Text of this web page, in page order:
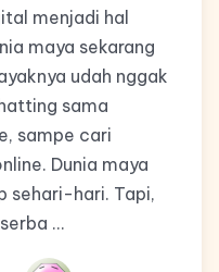
menjadi hal
maya sekarang
udah nggak
sama
sampe cari
Dunia maya
sehari-hari. Tapi,
…